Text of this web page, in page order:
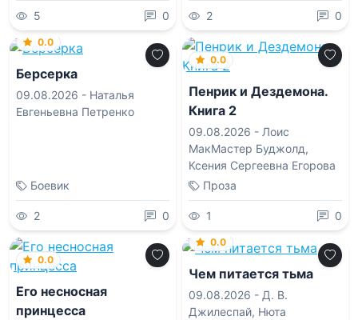
5 0 2 0
0.0
Берсерка
09.08.2026 - Наталья
Евгеньевна Петренко
Боевик
2 0
0.0
Пенрик и Дездемона.
Книга 2
09.08.2026 - Лоис
МакМастер Буджолд,
Ксения Сергеевна Егорова
Проза
1 0
0.0
Его несносная
принцесса
0.0
Чем питается тьма
09.08.2026 - Д. В.
Джилеспай, Нюта